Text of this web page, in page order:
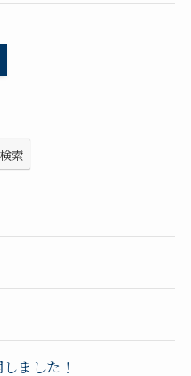
検索
ました！